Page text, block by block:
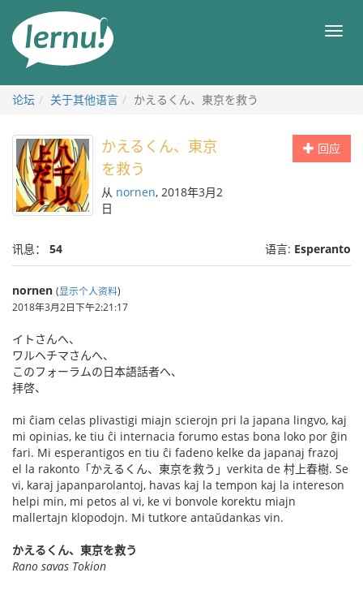
目
论坛 关于其他语言 かえるくん、東京を救う
回应
かえるくん、東京
を救う
从 nornen, 2018年3月2
日
讯息： 54 语言: Esperanto
nornen (显示个人资料)
2018年3月2日下午2:21:17
イトさんへ、
ワルヘチマさんへ、
このフォーラムの日本語話者へ、
拝啓、
mi ĉiam celas plivastigi miajn scierojn pri la japana lingvo, kaj
mi opinias, ke tiu ĉi internacia forumo estas bona loko por ĝin
fari. Mi esperantigos en tiu ĉi fadeno kelke da japanaj frazoj
el la rakonto「かえるくん、東京を救う」verkita de 村上春樹. Se
vi, karaj japanparolantoj, havas kaj la tempon kaj la intereson
helpi min, mi petos al vi, ke vi bonvole korektu miajn
mallertajn klopodojn. Mi tutkore antaŭdankas vin.
かえるくん、東京を救う
Rano savas Tokion